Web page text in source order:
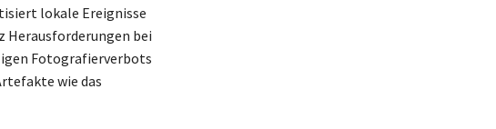
lokale Ereignisse
Herausforderungen bei
Fotografierverbots
wie das